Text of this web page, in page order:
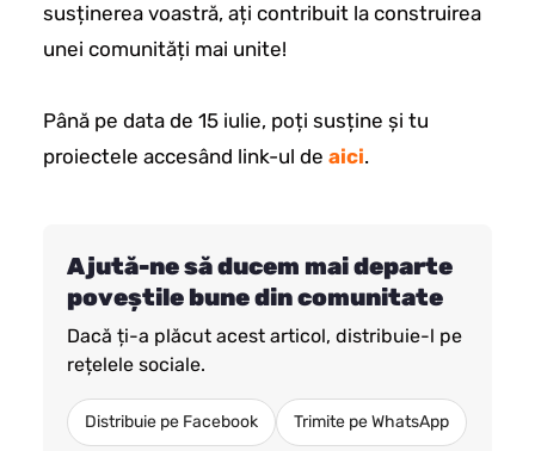
susținerea voastră, ați contribuit la construirea
unei comunități mai unite!
Până pe data de 15 iulie, poți susține și tu
proiectele accesând link-ul de aici.
Ajută-ne să ducem mai departe
poveștile bune din comunitate
Dacă ți-a plăcut acest articol, distribuie-l pe
rețelele sociale.
Distribuie pe Facebook Trimite pe WhatsApp